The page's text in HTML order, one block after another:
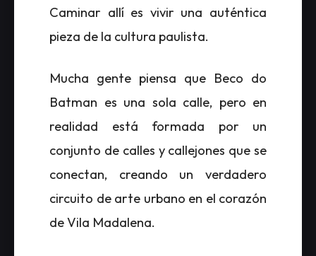
Caminar allí es vivir una auténtica
pieza de la cultura paulista.
Mucha gente piensa que Beco do
Batman es una sola calle, pero en
realidad está formada por un
conjunto de calles y callejones que se
conectan, creando un verdadero
circuito de arte urbano en el corazón
de Vila Madalena.